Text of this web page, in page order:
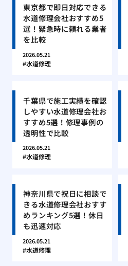
東京都で即日対応できる
水道修理会社おすすめ5
選！緊急時に頼れる業者
を比較
2026.05.21
水道修理
千葉県で施工実績を確認
しやすい水道修理会社お
すすめ5選！修理事例の
透明性で比較
2026.05.21
水道修理
神奈川県で祝日に相談で
きる水道修理会社おすす
めランキング5選！休日
も迅速対応
2026.05.21
水道修理